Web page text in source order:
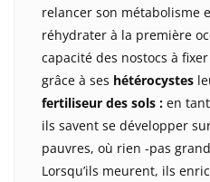
relancer son métabolisme
réhydrater à la première
capacité des nostocs à
grâce à ses hétérocystes
fertiliseur des sols : en
ils savent se développer
pauvres, où rien -pas
Lorsqu’ils meurent, ils